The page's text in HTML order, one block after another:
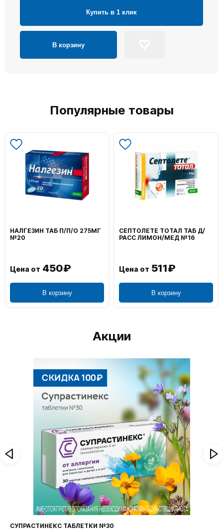
Купить в 1 клик
В корзину
Популярные товары
СЕПТОЛЕТЕ ТОТАЛ ТАБ Д/
РАСС ЛИМОН/МЕД №16
Цена от511₽
В корзину
ВОЛЬТАРЕН ЭМУЛЬГЕЛЬ
НАРУЖ 2% 100Г
Цена от1 195₽
В корзину
Акции
ТАБЛЕТКИ №30